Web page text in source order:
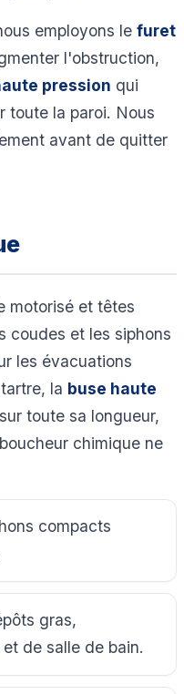
employons le furet
l'obstruction,
pression qui
toute la paroi. Nous
avant de quitter
motorisé et têtes
coudes et les siphons
les évacuations
la buse haute
toute sa longueur,
chimique ne
compacts
gras,
de salle de bain.